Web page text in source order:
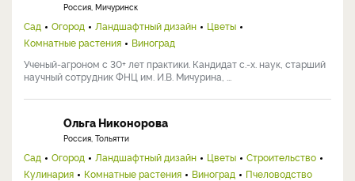
Россия, Мичуринск
Сад Огород Ландшафтный дизайн
Цветы
Комнатные растения
Виноград
Ученый-агроном с 30+ лет практики. Кандидат с.-х. наук, старший
научный сотрудник ФНЦ им. И.В. Мичурина, ...
Ольга Никонорова
Россия, Тольятти
Сад Огород Ландшафтный дизайн Цветы
Строительство
Кулинария
Комнатные растения Виноград
Пчеловодство